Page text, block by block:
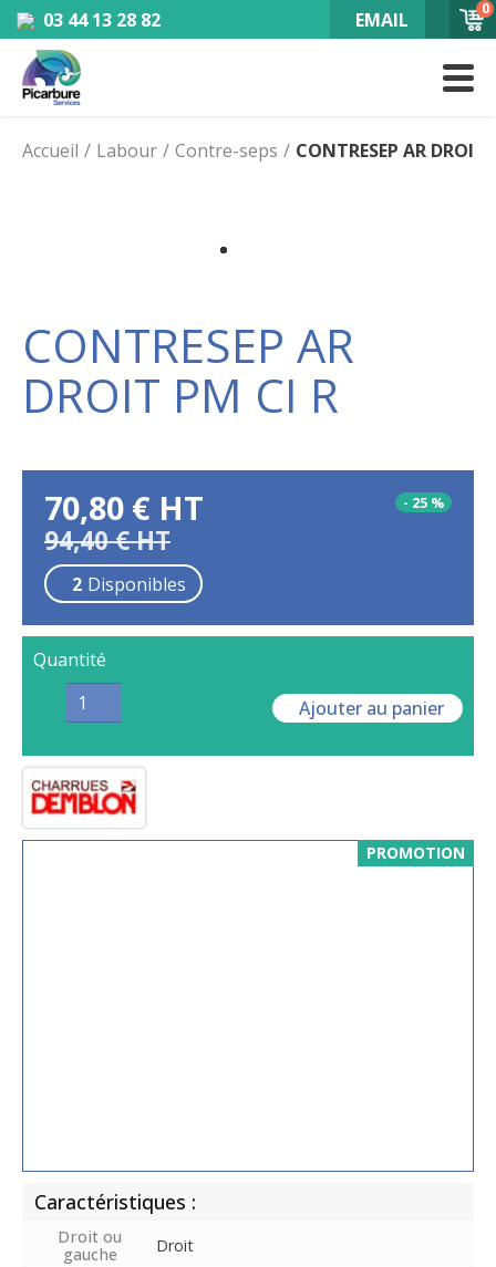
03 44 13 28 82 EMAIL 0
Accueil Labour Contre-seps CONTRESEP AR DROIT
PROMOTION
CONTRESEP AR
DROIT PM CI R
Caractéristiques :
Droit ou
gauche
Droit
94,40€HT
70,80 € HT - 25 %
2 Disponibles
Quantité
Ajouter au panier